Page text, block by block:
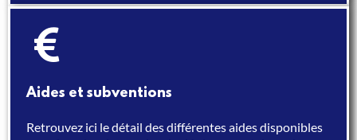
Aides et subventions
Retrouvez ici le détail des différentes aides disponibles